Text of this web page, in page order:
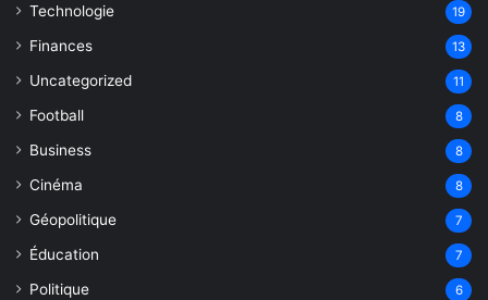
Technologie 19
Finances 13
Uncategorized 11
Football 8
Business 8
Cinéma 8
Géopolitique 7
Éducation 7
Politique 6